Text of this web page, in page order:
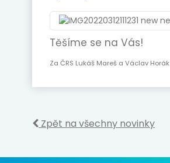
Těšíme se na Vás!
Za ČRS Lukáš Mareš a Václav Horák
Zpět na všechny novinky